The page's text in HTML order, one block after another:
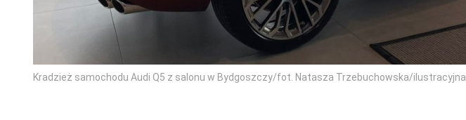
Kradzież samochodu Audi Q5 z salonu w Bydgoszczy/fot. Natasza Trzebuchowska/ilustracyjna